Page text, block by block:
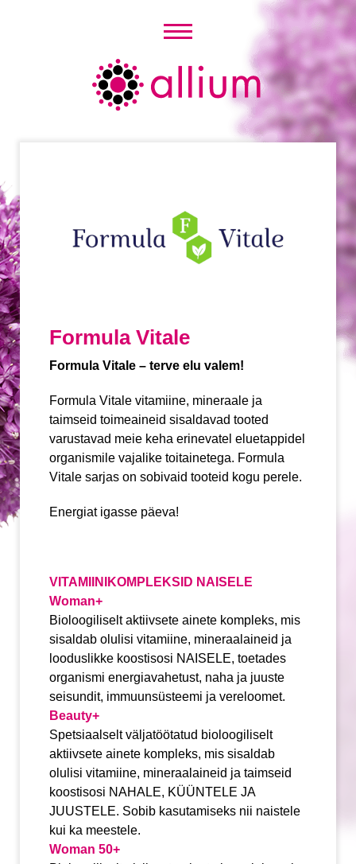
Formula Vitale
Formula Vitale – terve elu valem!
Formula Vitale vitamiine, mineraale ja
taimseid toimeaineid sisaldavad tooted
varustavad meie keha erinevatel eluetappidel
organismile vajalike toitainetega. Formula
Vitale sarjas on sobivaid tooteid kogu perele.
Energiat igasse päeva!
VITAMIINIKOMPLEKSID NAISELE
Woman+
Bioloogiliselt aktiivsete ainete kompleks, mis
sisaldab olulisi vitamiine, mineraalaineid ja
looduslikke koostisosi NAISELE, toetades
organismi energiavahetust, naha ja juuste
seisundit, immuunsüsteemi ja vereloomet.
Beauty+
Spetsiaalselt väljatöötatud bioloogiliselt
aktiivsete ainete kompleks, mis sisaldab
olulisi vitamiine, mineraalaineid ja taimseid
koostisosi NAHALE, KÜÜNTELE JA
JUUSTELE. Sobib kasutamiseks nii naistele
kui ka meestele.
Woman 50+